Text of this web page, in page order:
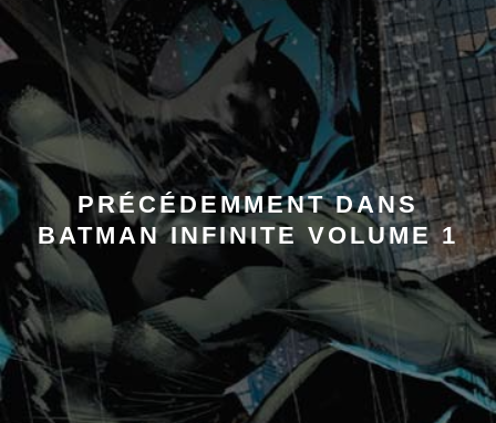
PRÉCÉDEMMENT DANS
BATMAN INFINITE VOLUME 1